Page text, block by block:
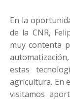
En la
de la CNR,
muy contenta
estas
agricultura. En
visitamos